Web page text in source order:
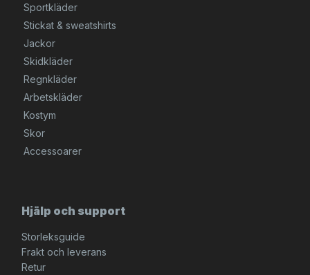
Sportkläder
Stickat & sweatshirts
Jackor
Skidkläder
Regnkläder
Arbetskläder
Kostym
Skor
Accessoarer
Hjälp och support
Storleksguide
Frakt och leverans
Retur